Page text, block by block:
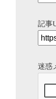
記事
迷惑